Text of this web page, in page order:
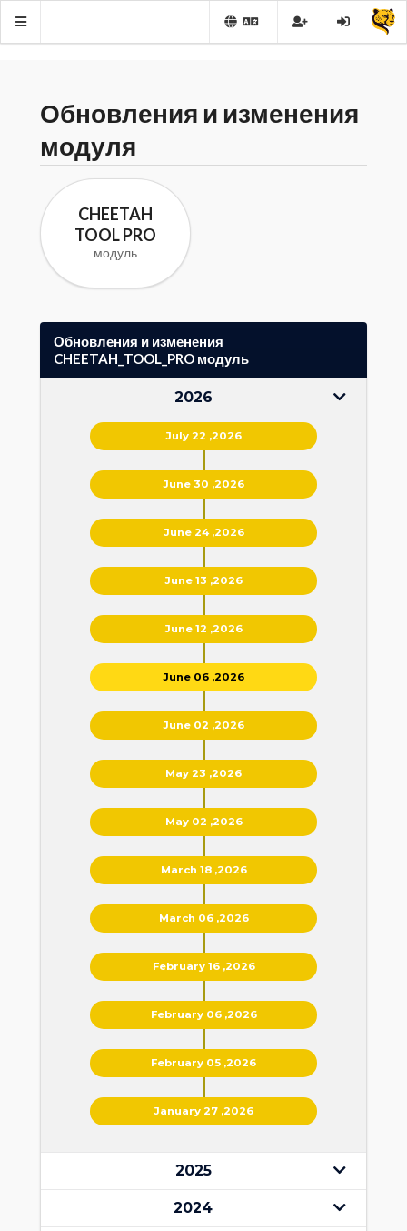
Обновления и изменения
модуля
CHEETAH
TOOL PRO
модуль
Обновления и изменения
CHEETAH_TOOL_PRO модуль
2026
July 22 ,2026
June 30 ,2026
June 24 ,2026
June 13 ,2026
June 12 ,2026
June 06 ,2026
June 02 ,2026
May 23 ,2026
May 02 ,2026
March 18 ,2026
March 06 ,2026
February 16 ,2026
February 06 ,2026
February 05 ,2026
January 27 ,2026
2025
2024